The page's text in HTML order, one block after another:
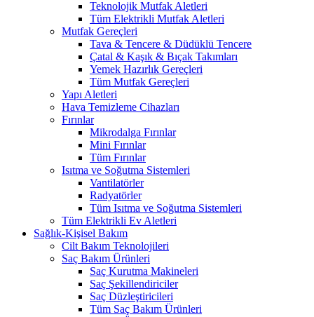
Teknolojik Mutfak Aletleri
Tüm Elektrikli Mutfak Aletleri
Mutfak Gereçleri
Tava & Tencere & Düdüklü Tencere
Çatal & Kaşık & Bıçak Takımları
Yemek Hazırlık Gereçleri
Tüm Mutfak Gereçleri
Yapı Aletleri
Hava Temizleme Cihazları
Fırınlar
Mikrodalga Fırınlar
Mini Fırınlar
Tüm Fırınlar
Isıtma ve Soğutma Sistemleri
Vantilatörler
Radyatörler
Tüm Isıtma ve Soğutma Sistemleri
Tüm Elektrikli Ev Aletleri
Sağlık-Kişisel Bakım
Cilt Bakım Teknolojileri
Saç Bakım Ürünleri
Saç Kurutma Makineleri
Saç Şekillendiriciler
Saç Düzleştiricileri
Tüm Saç Bakım Ürünleri